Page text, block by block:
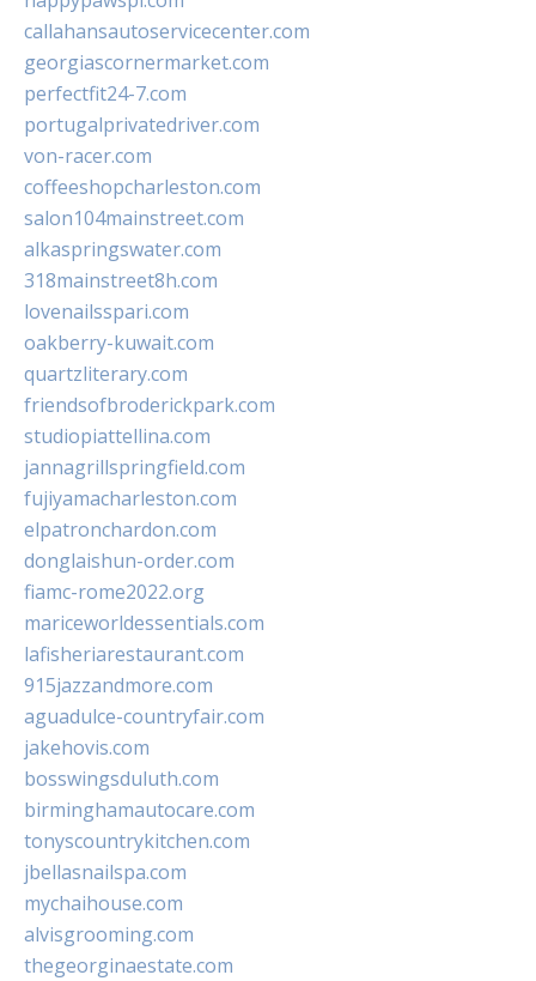
callahansautoservicecenter.com
georgiascornermarket.com
perfectfit24-7.com
portugalprivatedriver.com
von-racer.com
coffeeshopcharleston.com
salon104mainstreet.com
alkaspringswater.com
318mainstreet8h.com
lovenailsspari.com
oakberry-kuwait.com
quartzliterary.com
friendsofbroderickpark.com
studiopiattellina.com
jannagrillspringfield.com
fujiyamacharleston.com
elpatronchardon.com
donglaishun-order.com
fiamc-rome2022.org
mariceworldessentials.com
lafisheriarestaurant.com
915jazzandmore.com
aguadulce-countryfair.com
jakehovis.com
bosswingsduluth.com
birminghamautocare.com
tonyscountrykitchen.com
jbellasnailspa.com
mychaihouse.com
alvisgrooming.com
thegeorginaestate.com